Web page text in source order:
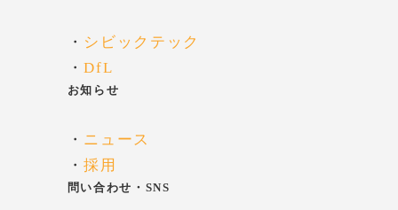
・ シビックテック
・DfL
お知らせ
・ ニュース
・採用
問い合わせ・SNS